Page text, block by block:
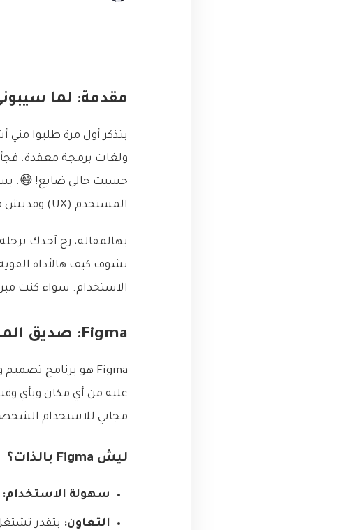
مقدمة: لما
بتذكر أول مرة طلبوا
ولغات برمجة معقدة.
المستخدم (UX) وقديش مهمين لنجاح أي تطبيق أو موقع.
نشوف كيف هالأداة
الاستخدام. سواء كنت
Figma: صديق المطور المصمم
عليه من أي مكان وبأي
مجاني للاستخدام
ليش Figma بالذات؟
سهولة الاستخدام:
التعاون: بتقدر